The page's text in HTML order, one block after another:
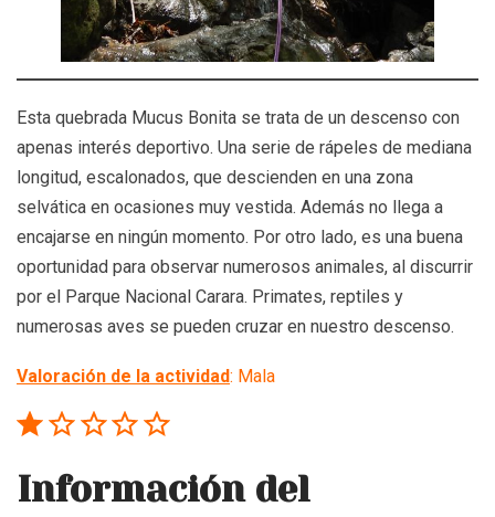
Esta quebrada Mucus Bonita se trata de un descenso con
apenas interés deportivo. Una serie de rápeles de mediana
longitud, escalonados, que descienden en una zona
selvática en ocasiones muy vestida. Además no llega a
encajarse en ningún momento. Por otro lado, es una buena
oportunidad para observar numerosos animales, al discurrir
por el Parque Nacional Carara. Primates, reptiles y
numerosas aves se pueden cruzar en nuestro descenso.
Valoración de la actividad: Mala
Información del